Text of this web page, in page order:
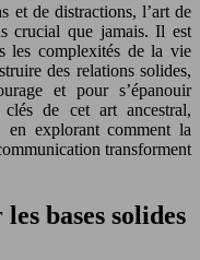
et de distractions, l’art de
crucial que jamais. Il est
les complexités de la vie
des relations solides,
et pour s’épanouir
clés de cet art ancestral,
explorant comment la
transforment
bases solides